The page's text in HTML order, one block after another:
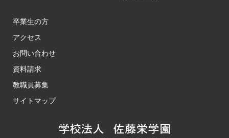
卒業生の方
アクセス
お問い合わせ
資料請求
教職員募集
サイトマップ